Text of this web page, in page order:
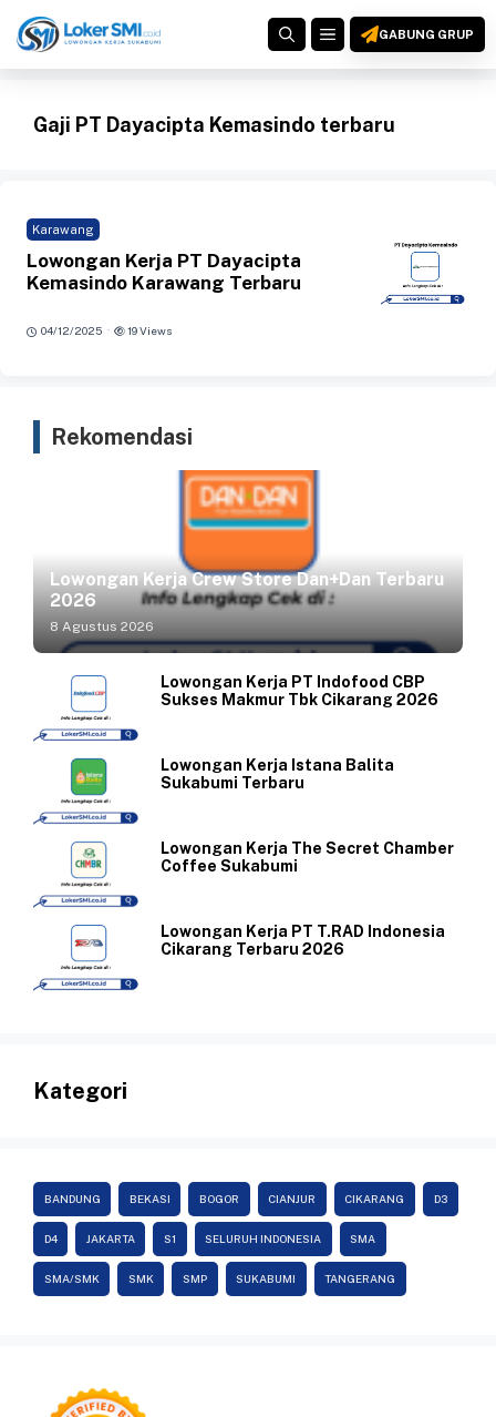
ke
MENUGABUNG GRUP
Gaji PT Dayacipta Kemasindo terbaru
Karawang
Lowongan Kerja PT Dayacipta
Kemasindo Karawang Terbaru
04/12/2025 · 19 Views
Rekomendasi
Lowongan Kerja Crew Store Dan+Dan Terbaru
2026
8 Agustus 2026
Lowongan Kerja PT Indofood CBP
Sukses Makmur Tbk Cikarang 2026
Lowongan Kerja Istana Balita
Sukabumi Terbaru
Lowongan Kerja The Secret Chamber
Coffee Sukabumi
Lowongan Kerja PT T.RAD Indonesia
Cikarang Terbaru 2026
Kategori
BANDUNG BEKASI BOGOR CIANJUR CIKARANG D3
D4 JAKARTA S1 SELURUH INDONESIA SMA
SMA/SMK SMK SMP SUKABUMI TANGERANG